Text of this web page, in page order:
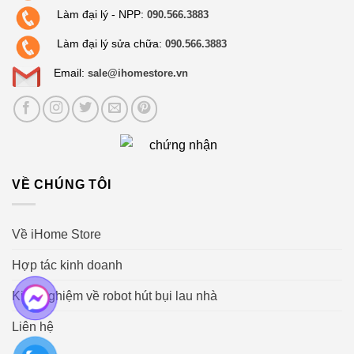
quả.
Hệ thống 2 cầu chì an toàn ngăn ngừa sốc điện,
chống cháy nổ, bảo vệ và duy trì tuổi thọ cho sản
phẩm.
Làm đại lý - NPP: 090.566.3883
Làm đại lý sửa chữa: 090.566.3883
Email: sale@ihomestore.vn
VỀ CHÚNG TÔI
Về iHome Store
Hợp tác kinh doanh
Kinh nghiệm về robot hút bụi lau nhà
Liên hệ